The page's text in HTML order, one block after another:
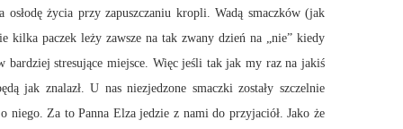
osłodę życia przy zapuszczaniu kropli. Wadą smaczków (jak
paczek leży zawsze na tak zwany dzień na „nie” kiedy
stresujące miejsce. Więc jeśli tak jak my raz na jakiś
jak znalazł. U nas niezjedzone smaczki zostały szczelnie
niego. Za to Panna Elza jedzie z nami do przyjaciół. Jako że